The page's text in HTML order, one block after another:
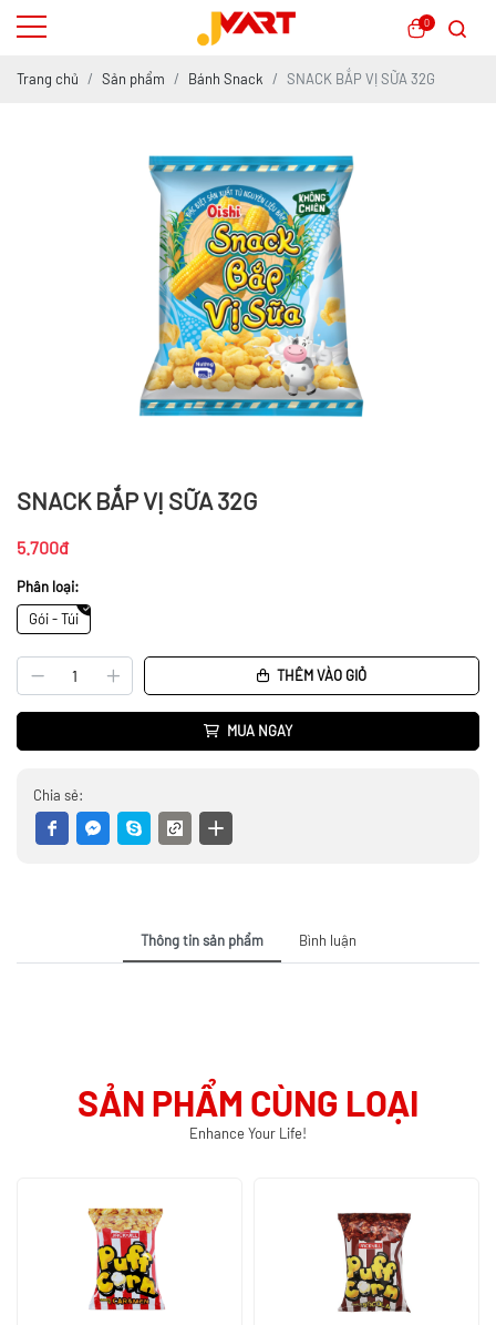
0
Trang chủ Sản phẩm Bánh Snack SNACK BẮP VỊ SỮA 32G
SNACK BẮP VỊ SỮA 32G
5.700đ
Phân loại:
Gói - Túi
THÊM VÀO GIỎ
MUA NGAY
Chia sẻ:
Thông tin sản phẩm Bình luận
SẢN PHẨM CÙNG LOẠI
Enhance Your Life!